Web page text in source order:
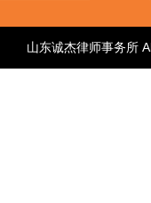
山东诚杰律师事务所